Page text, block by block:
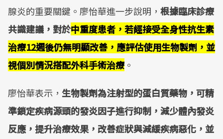
腺炎的重要關鍵。廖怡華進一步說明， 根據臨床診療
共識建議，對於中重度患者，若經接受全身性抗生素
治療12週後仍無明顯改善，應評估使用生物製劑，並
視個別情況搭配外科手術治療。
廖怡華表示， 生物製劑為注射型的蛋白質藥物，可精
準鎖定疾病源頭的發炎因子進行抑制，減少體內發炎
反應，提升治療效果，改善症狀與減緩疾病惡化，並